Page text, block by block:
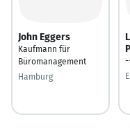
John Eggers
Kaufmann für
Büromanagement
Hamburg